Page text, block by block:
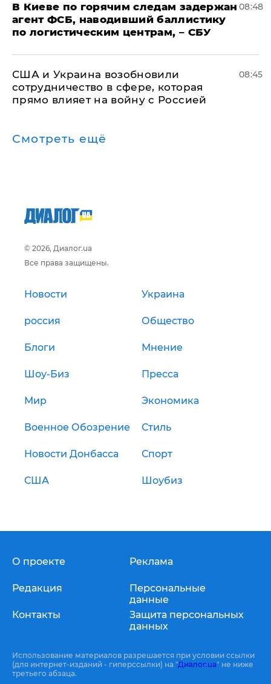
В Киеве по горячим следам задержан
агент ФСБ, наводивший баллистику
по логистическим центрам, – СБУ
08:48
США и Украина возобновили
сотрудничество в сфере, которая
прямо влияет на войну с Россией
08:45
Смотреть ещё
© 2026, Диалог.ua
Все права защищены.
Новости Украина
россия Общество
Блоги Мнение
Шоу-Биз Пресса
Мир Экономика
Военное Обозрение Стиль
Новости Донбасса Спорт
США Шоубиз
О проекте
Редакция
Контакты
Реклама
Персональные
данные
Защита персональных
данных
Использование материалов разрешается при условии ссылки
(для интернет-изданий - гиперссылки) на "Диалог.ua" не ниже
третьего абзаца.